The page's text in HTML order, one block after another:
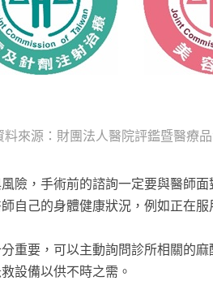
料來源：財團法人醫院評鑑暨醫療
險，手術前的諮詢一定要與醫師
自己的身體健康狀況，例如正在
重要，可以主動詢問診所相關的
設備以供不時之需。